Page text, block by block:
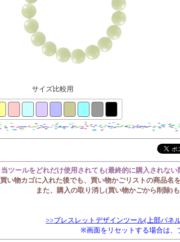
サイズ比較用
当ツールをどれだけ使用されても(最終的に購入されな
買い物カゴに入れた後でも、買い物かごリストの商品名
また、購入の取り消し(買い物かごから削除)
>>ブレスレットデザインツール(上部パネ
※画面をリセットする場合は、